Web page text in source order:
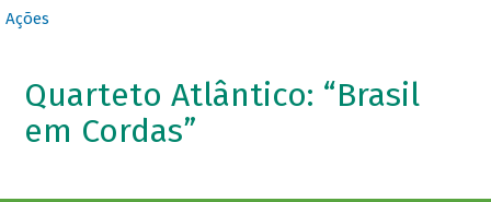
Ações
Quarteto Atlântico: “Brasil
em Cordas”